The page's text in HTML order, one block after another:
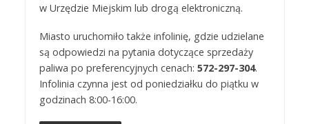
w Urzędzie Miejskim lub drogą elektroniczną.
Miasto uruchomiło także infolinię, gdzie udzielane
są odpowiedzi na pytania dotyczące sprzedaży
paliwa po preferencyjnych cenach: 572-297-304.
Infolinia czynna jest od poniedziałku do piątku w
godzinach 8:00-16:00.